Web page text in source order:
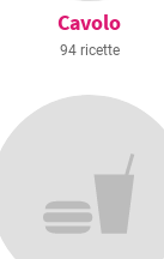
Cavolo
94 ricette